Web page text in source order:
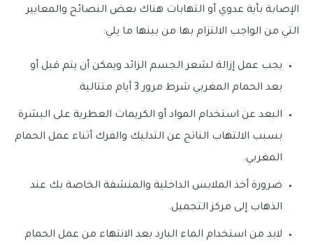
الإصابة بأية عدوي أو التهابات هناك بعض النصائح والمعايير
التي من الواجب الالتزام بها من بينها ما يلي:
يجب عمل إزالة لشعر الجسم الزائد ويمكن أن يتم قبل أو
بعد الحمام المغربي شرط مرور 3 أيام متتالية.
البعد عن استخدام المواد أو الكريمات العطرية على البشرة
بسبب الالتهاب الناتج عن التدليك والفرك أثناء عمل الحمام
المغربي.
ضرورة أخذ الملابس الداخلية والمنشفة الخاصة بك عند
الذهاب إلى مركز التجميل.
لابد من استخدام الماء البارد بعد الانتهاء من عمل الحمام